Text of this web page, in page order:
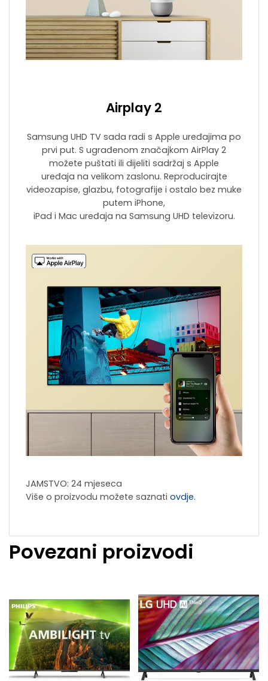
Airplay 2
Samsung UHD TV sada radi s Apple uređajima po
prvi put. S ugrađenom značajkom AirPlay 2
možete puštati ili dijeliti sadržaj s Apple
uređaja na velikom zaslonu. Reproducirajte
videozapise, glazbu, fotografije i ostalo bez muke
putem iPhone,
iPad i Mac uređaja na Samsung UHD televizoru.
JAMSTVO: 24 mjeseca
Više o proizvodu možete saznati ovdje.
Povezani proizvodi